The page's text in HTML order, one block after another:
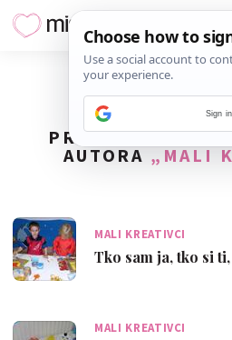
PRONAĐENO17
AUTORA„MALI
MALI KREATIVCI
Tko sam ja, tko si
MALI KREATIVCI
Sign